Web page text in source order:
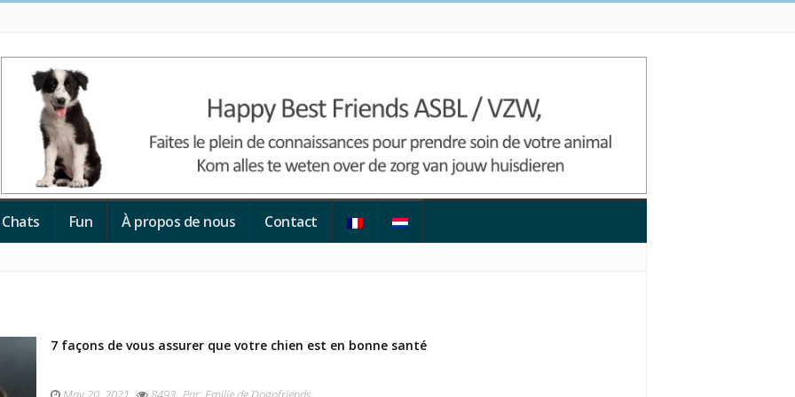
Chats Fun À propos de nous Contact
7 façons de vous assurer que votre chien est en bonne santé